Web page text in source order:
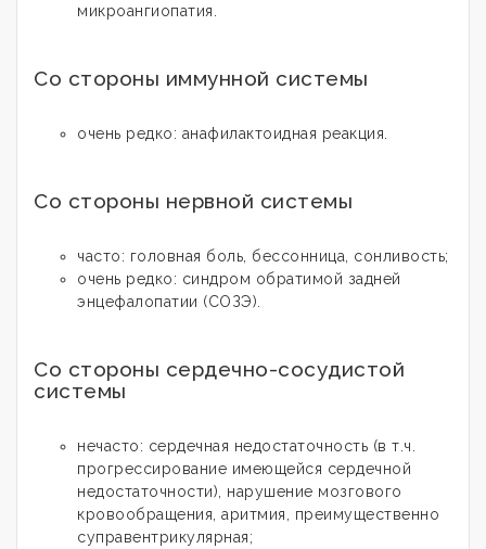
микроангиопатия.
Со стороны иммунной системы
очень редко: анафилактоидная реакция.
Со стороны нервной системы
часто: головная боль, бессонница, сонливость;
очень редко: синдром обратимой задней
энцефалопатии (СОЗЭ).
Со стороны сердечно-сосудистой
системы
нечасто: сердечная недостаточность (в т.ч.
прогрессирование имеющейся сердечной
недостаточности), нарушение мозгового
кровообращения, аритмия, преимущественно
суправентрикулярная;